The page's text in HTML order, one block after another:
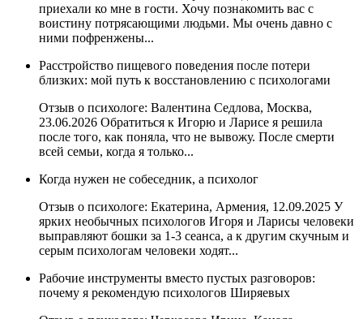
приехали ко мне в гости. Хочу познакомить вас с
воистину потрясающими людьми. Мы очень давно с
ними пофренжены...
Расстройство пищевого поведения после потери
близких: мой путь к восстановлению с психологами
Отзыв о психологе: Валентина Седлова, Москва,
23.06.2026 Обратиться к Игорю и Ларисе я решила
после того, как поняла, что не вывожу. После смерти
всей семьи, когда я только...
Когда нужен не собеседник, а психолог
Отзыв о психологе: Екатерина, Армения, 12.09.2025 У
ярких необычных психологов Игоря и Ларисы человеки
выправляют бошки за 1-3 сеанса, а к другим скучным и
серым психологам человеки ходят...
Рабочие инструменты вместо пустых разговоров:
почему я рекомендую психологов Ширяевых